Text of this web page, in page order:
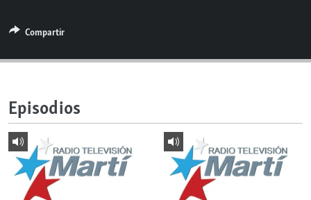
ESPECIALES
ESPECIALES
SER VIEJO EN CUBA
KENTU-CUBANO
LOS SANTOS DE HIALEAH
DESINFORMACIÓN RUSA EN AMÉRICA LATINA
MULTIMEDIA
SÍGUENOS
Compartir
Episodios